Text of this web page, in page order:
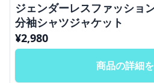
ジェンダーレスファッショ
分袖シャツジャケット
¥2,980
商品の詳細